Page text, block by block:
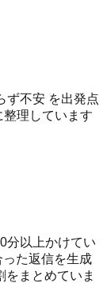
ず不安 を出発点
理しています
分以上かけてい
た返信を生成
まとめていま